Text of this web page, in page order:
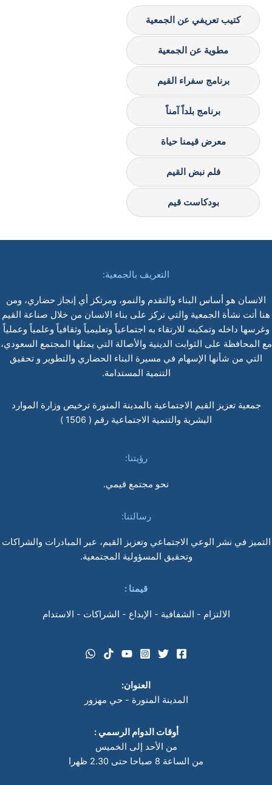
كتيب تعريفي عن الجمعية
مطوية عن الجمعية
برنامج سفراء القيم
برنامج بلداً آمناً
معرض قيمنا حياة
فلم نبض القيم
بودكاست قيم
التعريف بالجمعية:
الانسان هو أساس البناء والتقدم والنمو، ومرتكز أي إنجاز حضاري، ومن
هنا أتت نشأة الجمعية والتي تركز على بناء الانسان من خلال صناعة القيم
وغرسها داخله وتمكينه للارتقاء به اجتماعياً وتعليمياً وثقافياً وعلمياً وعملياً
مع المحافظة على الثوابت الدينية والأصالة التي يمثلها المجتمع السعودي،
التي من شأنها الإسهام في مسيرة البناء الحضاري والتطوير و تحقيق
التنمية المستدامة.
جمعية تعزيز القيم الاجتماعية بالمدينة المنورة ترخيص وزارة الموارد
البشرية والتنمية الاجتماعية رقم ( 1506 )
رؤيتنا:
نحو مجتمع قيمي.
رسالتنا:
التميز في نشر الوعي الاجتماعي وتعزيز القيم، عبر المبادرات والشراكات
وتحقيق المسؤولية المجتمعية.
قيمنا :
الالتزام - الشفافية - الإبداع - الشراكات - الاستدام
العنوان:
المدينة المنورة - حي مهزور
أوقات الدوام الرسمي :
من الأحد إلى الخميس
من الساعة 8 صباحا حتى 2.30 ظهرا